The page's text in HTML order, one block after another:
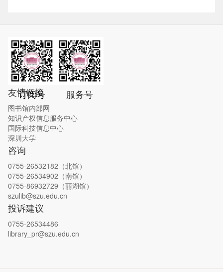
友情链接
图书馆内部网
知识产权信息服务中心
国际科技信息中心
深圳大学
咨询
0755-26532182（北馆）
0755-26534902（南馆）
0755-86932729（丽湖馆）
szulib@szu.edu.cn
投诉建议
0755-26534486
library_pr@szu.edu.cn
订阅号 服务号